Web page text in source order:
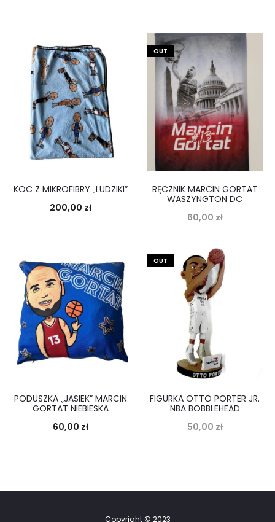
KOC Z MIKROFIBRY „LUDZIKI”
200,00 zł
OUT
RĘCZNIK MARCIN GORTAT
WASZYNGTON DC
60,00 zł
PODUSZKA „JASIEK” MARCIN
GORTAT NIEBIESKA
60,00 zł
OUT
FIGURKA OTTO PORTER JR.
NBA BOBBLEHEAD
50,00 zł
Copyright © 2023